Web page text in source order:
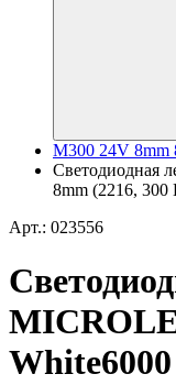
M300 24V 8mm
Светодиодная
8mm (2216,
Арт.: 023556